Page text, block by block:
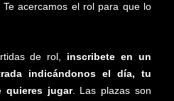
Te acercamos el rol para que lo
de rol, inscribete en un
indicándonos el día, tu
quieres jugar. Las plazas son